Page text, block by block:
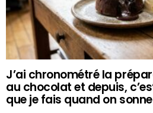
J’ai chronométré la
au chocolat et depuis,
que je fais quand on